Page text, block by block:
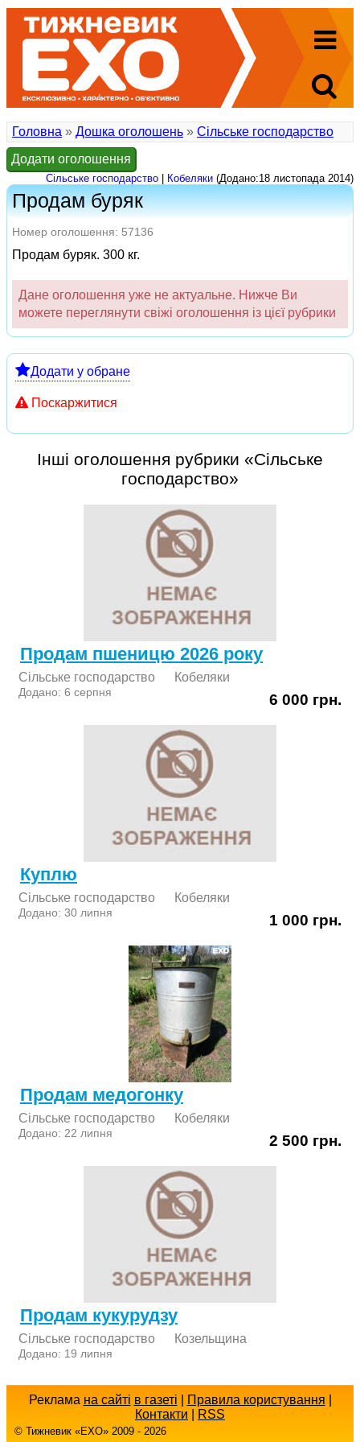
Головна » Дошка оголошень » Сільське господарство
Додати оголошення
Сільське господарство Кобеляки (Додано:18 листопада 2014)
Продам буряк
Номер оголошення: 57136
Продам буряк. 300 кг.
Дане оголошення уже не актуальне. Нижче Ви
можете переглянути свіжі оголошення із цієї рубрики
Додати у обране
Поскаржитися
Інші оголошення рубрики «Сільське
господарство»
Продам пшеницю 2026 року
Сільське господарство Кобеляки
Додано: 6 серпня 6 000 грн.
Куплю
Сільське господарство Кобеляки
Додано: 30 липня 1 000 грн.
Продам медогонку
Сільське господарство Кобеляки
Додано: 22 липня 2 500 грн.
Продам кукурудзу
Сільське господарство Козельщина
Додано: 19 липня
Реклама на сайті в газеті Правила користування
Контакти
RSS
© Тижневик «EХO» 2009 - 2026